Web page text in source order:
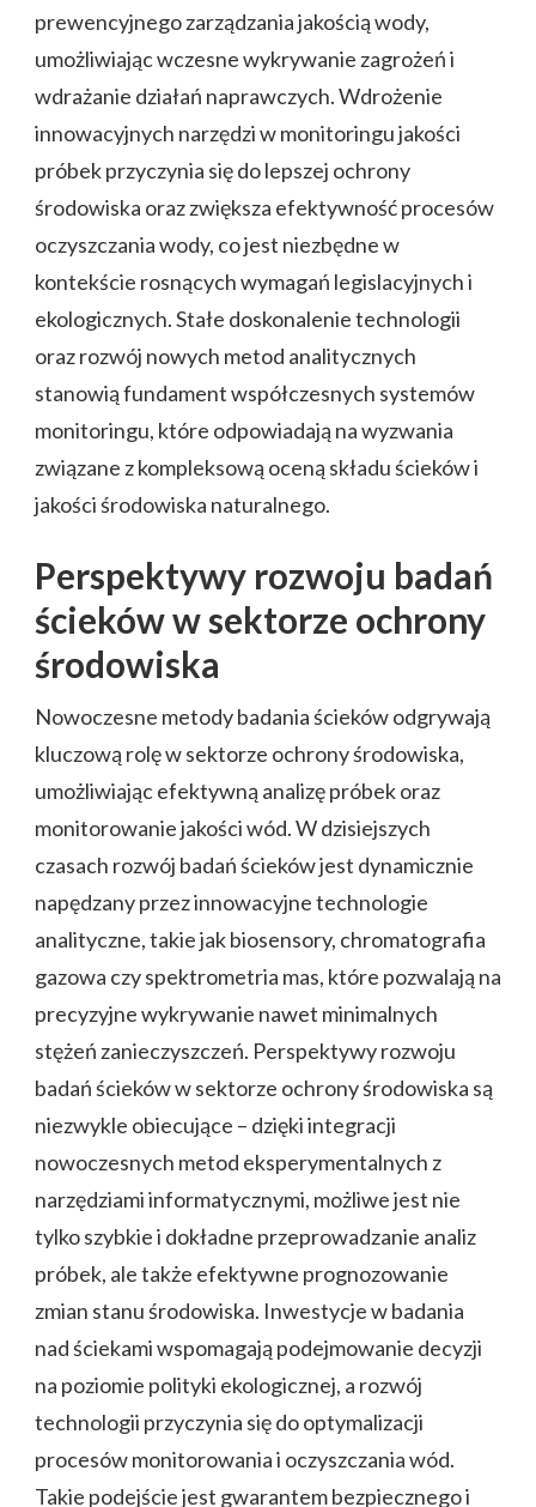
prewencyjnego zarządzania jakością wody,
umożliwiając wczesne wykrywanie zagrożeń i
wdrażanie działań naprawczych. Wdrożenie
innowacyjnych narzędzi w monitoringu jakości
próbek przyczynia się do lepszej ochrony
środowiska oraz zwiększa efektywność procesów
oczyszczania wody, co jest niezbędne w
kontekście rosnących wymagań legislacyjnych i
ekologicznych. Stałe doskonalenie technologii
oraz rozwój nowych metod analitycznych
stanowią fundament współczesnych systemów
monitoringu, które odpowiadają na wyzwania
związane z kompleksową oceną składu ścieków i
jakości środowiska naturalnego.
Perspektywy rozwoju badań
ścieków w sektorze ochrony
środowiska
Nowoczesne metody badania ścieków odgrywają
kluczową rolę w sektorze ochrony środowiska,
umożliwiając efektywną analizę próbek oraz
monitorowanie jakości wód. W dzisiejszych
czasach rozwój badań ścieków jest dynamicznie
napędzany przez innowacyjne technologie
analityczne, takie jak biosensory, chromatografia
gazowa czy spektrometria mas, które pozwalają na
precyzyjne wykrywanie nawet minimalnych
stężeń zanieczyszczeń. Perspektywy rozwoju
badań ścieków w sektorze ochrony środowiska są
niezwykle obiecujące – dzięki integracji
nowoczesnych metod eksperymentalnych z
narzędziami informatycznymi, możliwe jest nie
tylko szybkie i dokładne przeprowadzanie analiz
próbek, ale także efektywne prognozowanie
zmian stanu środowiska. Inwestycje w badania
nad ściekami wspomagają podejmowanie decyzji
na poziomie polityki ekologicznej, a rozwój
technologii przyczynia się do optymalizacji
procesów monitorowania i oczyszczania wód.
Takie podejście jest gwarantem bezpiecznego i